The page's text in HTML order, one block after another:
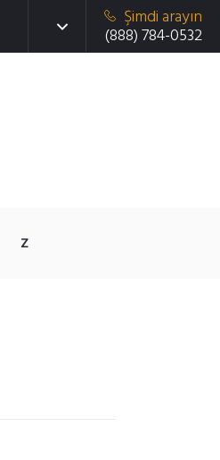
Şimdi arayın
(888) 784-0532
Z